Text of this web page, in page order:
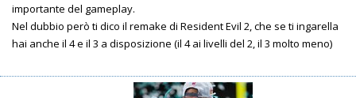
importante del gameplay.
Nel dubbio però ti dico il remake di Resident Evil 2, che se ti ingarella
hai anche il 4 e il 3 a disposizione (il 4 ai livelli del 2, il 3 molto meno)